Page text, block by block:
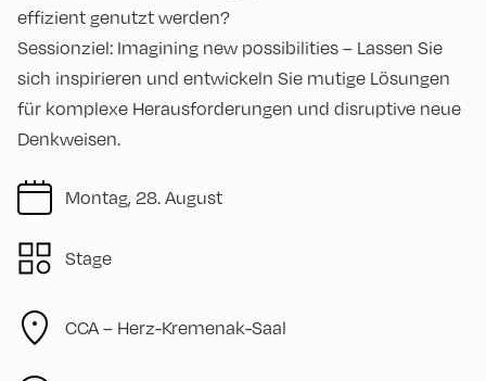
Montag, 28. August
Stage
CCA – Herz-Kremenak-Saal
effizient genutzt werden?
Sessionziel: Imagining new possibilities – Lassen Sie
sich inspirieren und entwickeln Sie mutige Lösungen
für komplexe Herausforderungen und disruptive neue
Denkweisen.